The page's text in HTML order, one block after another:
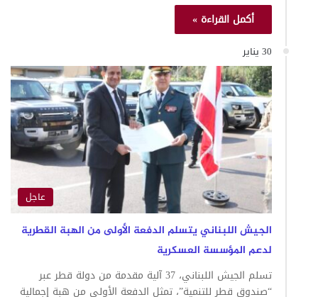
أكمل القراءة »
30 يناير
عاجل
الجيش اللبناني يتسلم الدفعة الأولى من الهبة القطرية
لدعم المؤسسة العسكرية
تسلم الجيش اللبناني، 37 آلية مقدمة من دولة قطر عبر
“صندوق قطر للتنمية”، تمثل الدفعة الأولى من هبة إجمالية